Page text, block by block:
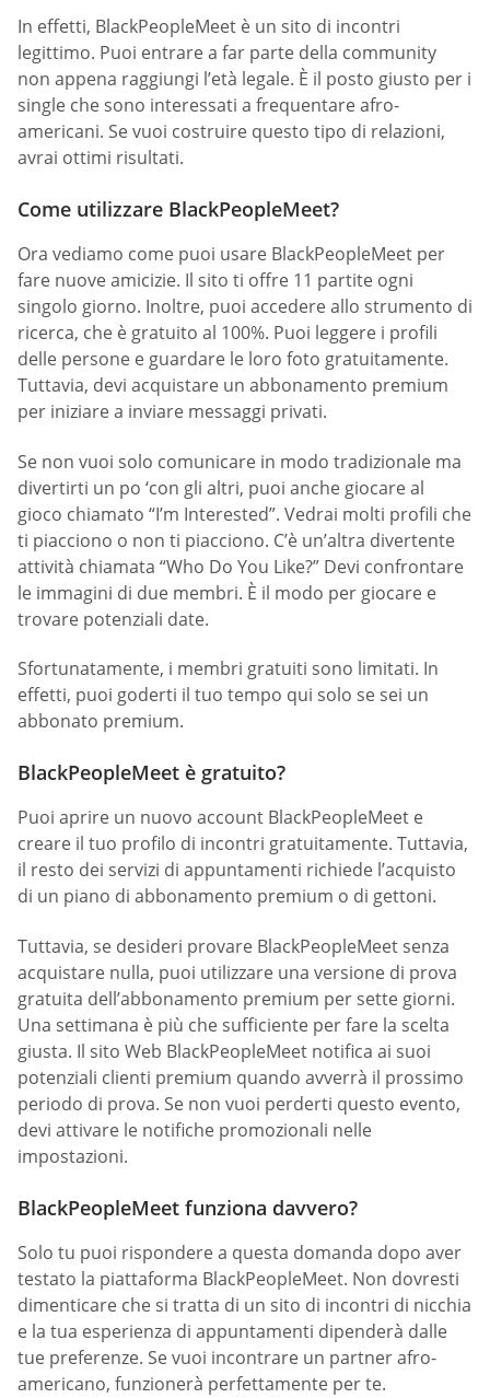
In effetti, BlackPeopleMeet è un sito di incontri
legittimo. Puoi entrare a far parte della community
non appena raggiungi l’età legale. È il posto giusto per i
single che sono interessati a frequentare afro-
americani. Se vuoi costruire questo tipo di relazioni,
avrai ottimi risultati.
Come utilizzare BlackPeopleMeet?
Ora vediamo come puoi usare BlackPeopleMeet per
fare nuove amicizie. Il sito ti offre 11 partite ogni
singolo giorno. Inoltre, puoi accedere allo strumento di
ricerca, che è gratuito al 100%. Puoi leggere i profili
delle persone e guardare le loro foto gratuitamente.
Tuttavia, devi acquistare un abbonamento premium
per iniziare a inviare messaggi privati.
Se non vuoi solo comunicare in modo tradizionale ma
divertirti un po ‘con gli altri, puoi anche giocare al
gioco chiamato “I’m Interested”. Vedrai molti profili che
ti piacciono o non ti piacciono. C’è un’altra divertente
attività chiamata “Who Do You Like?” Devi confrontare
le immagini di due membri. È il modo per giocare e
trovare potenziali date.
Sfortunatamente, i membri gratuiti sono limitati. In
effetti, puoi goderti il tuo tempo qui solo se sei un
abbonato premium.
BlackPeopleMeet è gratuito?
Puoi aprire un nuovo account BlackPeopleMeet e
creare il tuo profilo di incontri gratuitamente. Tuttavia,
il resto dei servizi di appuntamenti richiede l’acquisto
di un piano di abbonamento premium o di gettoni.
Tuttavia, se desideri provare BlackPeopleMeet senza
acquistare nulla, puoi utilizzare una versione di prova
gratuita dell’abbonamento premium per sette giorni.
Una settimana è più che sufficiente per fare la scelta
giusta. Il sito Web BlackPeopleMeet notifica ai suoi
potenziali clienti premium quando avverrà il prossimo
periodo di prova. Se non vuoi perderti questo evento,
devi attivare le notifiche promozionali nelle
impostazioni.
BlackPeopleMeet funziona davvero?
Solo tu puoi rispondere a questa domanda dopo aver
testato la piattaforma BlackPeopleMeet. Non dovresti
dimenticare che si tratta di un sito di incontri di nicchia
e la tua esperienza di appuntamenti dipenderà dalle
tue preferenze. Se vuoi incontrare un partner afro-
americano, funzionerà perfettamente per te.